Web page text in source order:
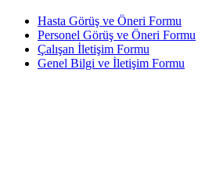
Hasta Görüş ve Öneri Formu
Personel Görüş ve Öneri Formu
Çalışan İletişim Formu
Genel Bilgi ve İletişim Formu